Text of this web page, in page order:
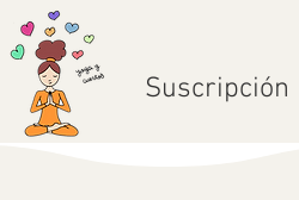
Suscripción